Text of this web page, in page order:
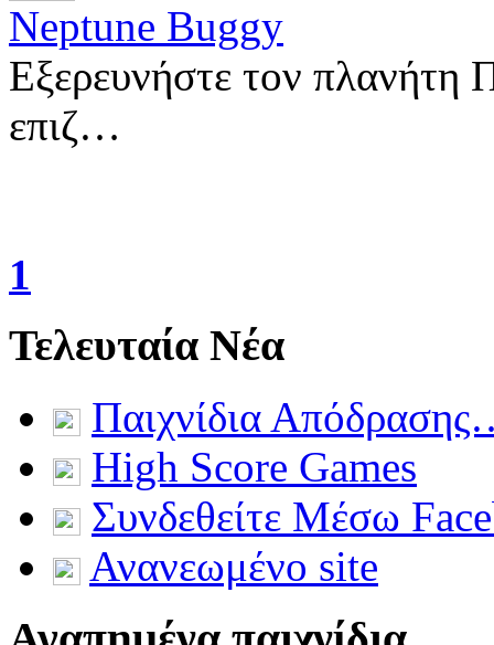
Neptune Buggy
Εξερευνήστε τον πλανήτη
επιζ…
1
Τελευταία Νέα
Παιχνίδια
High Score Games
Συνδεθείτε Μέσω
Ανανεωμένο site